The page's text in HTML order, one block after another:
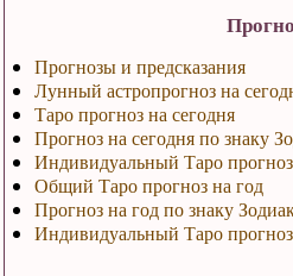
Прогнозы и предсказания
Лунный астропрогноз на
Таро прогноз на сегодня
Прогноз на сегодня по знаку
Индивидуальный Таро
Общий Таро прогноз на год
Прогноз на год по знаку
Индивидуальный Таро